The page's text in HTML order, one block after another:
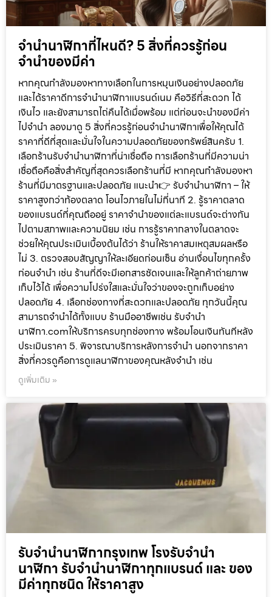
จำนำนาฬิกาที่ไหนดี? 5 สิ่งที่ควรรู้ก่อน
จำนำของมีค่า
หากคุณกำลังมองหาทางเลือกในการหมุนเงินอย่างปลอดภัย
และได้ราคาดีการจำนำนาฬิกาแบรนด์เนม คือวิธีที่สะดวก ได้
เงินไว และยังสามารถไถ่คืนได้เมื่อพร้อม แต่ก่อนจะนำของมีค่า
ไปจำนำ ลองมาดู 5 สิ่งที่ควรรู้ก่อนจำนำนาฬิกาเพื่อให้คุณได้
ราคาที่ดีที่สุดและมั่นใจในความปลอดภัยของทรัพย์สินครับ 1.
เลือกร้านรับจำนำนาฬิกาที่น่าเชื่อถือ การเลือกร้านที่มีความน่า
เชื่อถือคือสิ่งสำคัญที่สุดควรเลือกร้านที่มี หากคุณกำลังมองหา
ร้านที่มีมาตรฐานและปลอดภัย แนะนำ👉 รับจำนำนาฬิกา – ให้
ราคาสูงกว่าท้องตลาด โอนไวภายในไม่กี่นาที 2. รู้ราคาตลาด
ของแบรนด์ที่คุณถืออยู่ ราคาจำนำของแต่ละแบรนด์จะต่างกัน
ไปตามสภาพและความนิยม เช่น การรู้ราคากลางในตลาดจะ
ช่วยให้คุณประเมินเบื้องต้นได้ว่า ร้านให้ราคาสมเหตุสมผลหรือ
ไม่ 3. ตรวจสอบสัญญาให้ละเอียดก่อนเซ็น อ่านเงื่อนไขทุกครั้ง
ก่อนจำนำ เช่น ร้านที่ดีจะมีเอกสารชัดเจนและให้ลูกค้าถ่ายภาพ
เก็บไว้ได้ เพื่อความโปร่งใสและมั่นใจว่าของจะถูกเก็บอย่าง
ปลอดภัย 4. เลือกช่องทางที่สะดวกและปลอดภัย ทุกวันนี้คุณ
สามารถจำนำได้ทั้งแบบ ร้านมืออาชีพเช่น รับจำนำ
นาฬิกา.comให้บริการครบทุกช่องทาง พร้อมโอนเงินทันทีหลัง
ประเมินราคา 5. พิจารณาบริการหลังการจำนำ นอกจากราคา
สิ่งที่ควรดูคือการดูแลนาฬิกาของคุณหลังจำนำ เช่น
ดูเพิ่มเติม »
รับจำนำนาฬิกากรุงเทพ โรงรับจำนำ
นาฬิกา รับจำนำนาฬิกาทุกแบรนด์ และ ของ
มีค่าทุกชนิด ให้ราคาสูง